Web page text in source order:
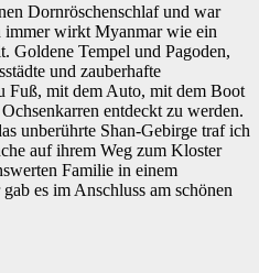
Dornröschenschlaf und war
immer wirkt Myanmar wie ein
Goldene Tempel und Pagoden,
und zauberhafte
Fuß, mit dem Auto, mit dem Boot
entdeckt zu werden.
unberührte Shan-Gebirge traf ich
auf ihrem Weg zum Kloster
Familie in einem
es im Anschluss am schönen